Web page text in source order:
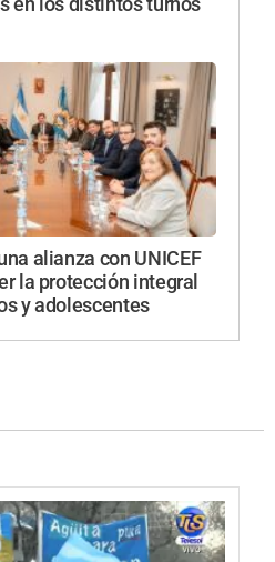
alianza con UNICEF
la protección integral
y adolescentes